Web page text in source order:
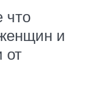
что
и
от